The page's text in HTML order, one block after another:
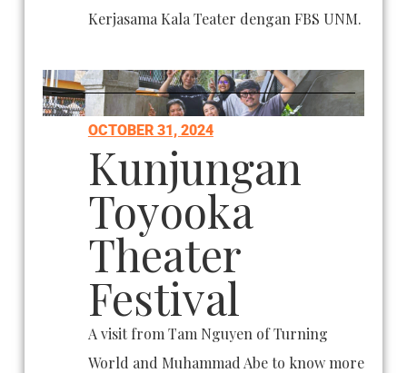
Kerjasama Kala Teater dengan FBS UNM.
OCTOBER 31, 2024
Kunjungan
Toyooka
Theater
Festival
A visit from Tam Nguyen of Turning
World and Muhammad Abe to know more